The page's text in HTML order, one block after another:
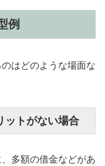
例
はどのような場面な
ットがない場合
多額の借金などがあ